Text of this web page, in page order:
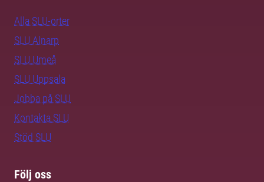
Alla SLU-orter
SLU Alnarp
SLU Umeå
SLU Uppsala
Jobba på SLU
Kontakta SLU
Stöd SLU
Följ oss